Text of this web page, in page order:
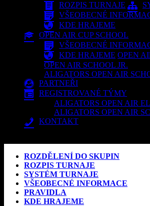
ROZPIS TURNAJE
VŠEOBECNÉ
KDE HRAJEME
OPEN AIR CUP SCHOOL
VŠEOBECNÉ
KDE HRAJEME OPEN
OPEN AIR SCHOOL JR.
ALIGATORS OPEN AIR
PARTNEŘI
REGISTROVANÉ TÝMY
ALIGATORS OPEN AIR
ALIGATORS OPEN AIR
KONTAKT
ROZDĚLENÍ DO SKUPIN
ROZPIS TURNAJE
SYSTÉM TURNAJE
VŠEOBECNÉ INFORMACE
PRAVIDLA
KDE HRAJEME